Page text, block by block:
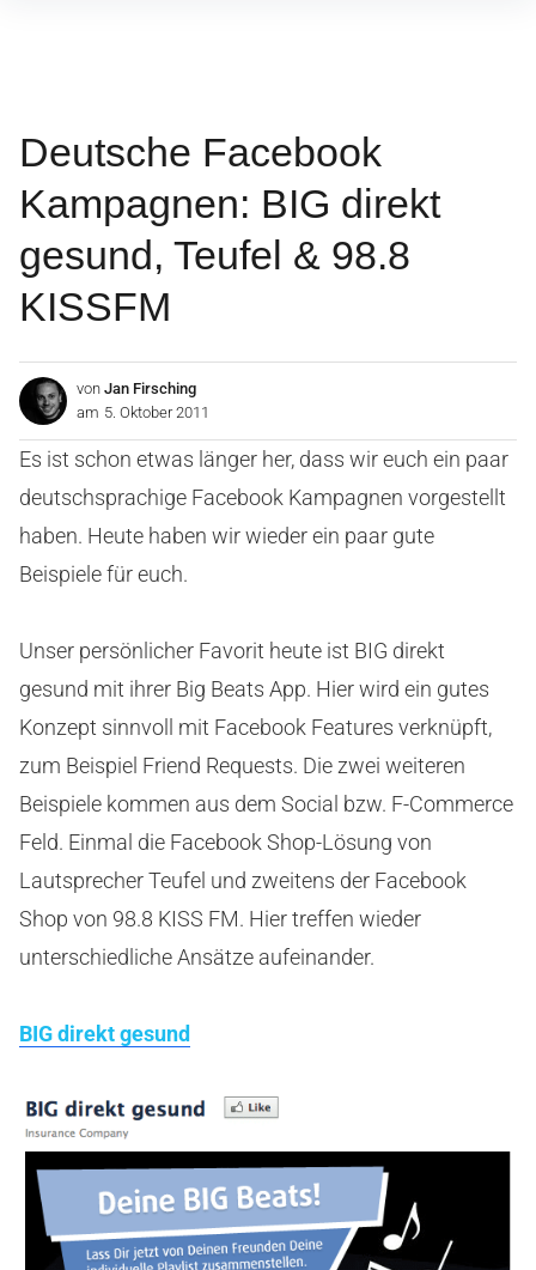
Deutsche Facebook
Kampagnen: BIG direkt
gesund, Teufel & 98.8
KISSFM
von Jan Firsching
am 5. Oktober 2011
Es ist schon etwas länger her, dass wir euch ein paar
deutschsprachige Facebook Kampagnen vorgestellt
haben. Heute haben wir wieder ein paar gute
Beispiele für euch.
Unser persönlicher Favorit heute ist BIG direkt
gesund mit ihrer Big Beats App. Hier wird ein gutes
Konzept sinnvoll mit Facebook Features verknüpft,
zum Beispiel Friend Requests. Die zwei weiteren
Beispiele kommen aus dem Social bzw. F-Commerce
Feld. Einmal die Facebook Shop-Lösung von
Lautsprecher Teufel und zweitens der Facebook
Shop von 98.8 KISS FM. Hier treffen wieder
unterschiedliche Ansätze aufeinander.
BIG direkt gesund